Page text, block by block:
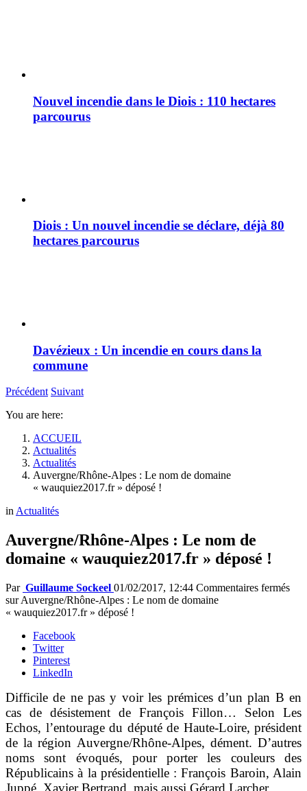
Nouvel incendie dans le Diois : 110 hectares
parcourus
Diois : Un nouvel incendie se déclare, déjà 80
hectares parcourus
Davézieux : Un incendie en cours dans la
commune
Précédent Suivant
You are here:
ACCUEIL
Actualités
Actualités
Auvergne/Rhône-Alpes : Le nom de domaine
« wauquiez2017.fr » déposé !
inActualités
Auvergne/Rhône-Alpes : Le nom de
domaine « wauquiez2017.fr » déposé !
Par Guillaume Sockeel 01/02/2017, 12:44 Commentaires fermés
sur Auvergne/Rhône-Alpes : Le nom de domaine
« wauquiez2017.fr » déposé !
Facebook
Twitter
Pinterest
LinkedIn
Difficile de ne pas y voir les prémices d’un plan B en
cas de désistement de François Fillon… Selon Les
Echos, l’entourage du député de Haute-Loire, président
de la région Auvergne/Rhône-Alpes, dément. D’autres
noms sont évoqués, pour porter les couleurs des
Républicains à la présidentielle : François Baroin, Alain
Juppé, Xavier Bertrand, mais aussi Gérard Larcher.